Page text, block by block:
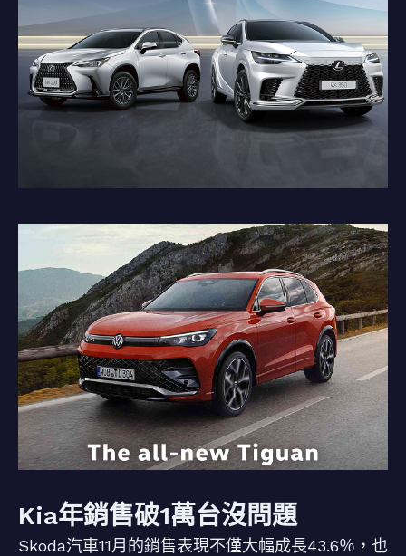
Kia年銷售破1萬台沒問題
Skoda汽車11月的銷售表現不僅大幅成長43.6％，也